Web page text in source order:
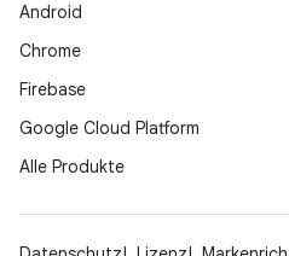
Android
Chrome
Firebase
Google Cloud Platform
Alle Produkte